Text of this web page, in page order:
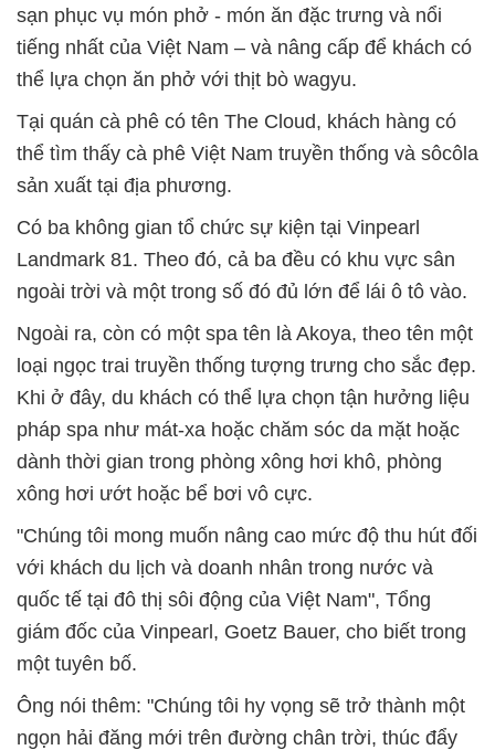
sạn phục vụ món phở - món ăn đặc trưng và nổi
tiếng nhất của Việt Nam – và nâng cấp để khách có
thể lựa chọn ăn phở với thịt bò wagyu.
Tại quán cà phê có tên The Cloud, khách hàng có
thể tìm thấy cà phê Việt Nam truyền thống và sôcôla
sản xuất tại địa phương.
Có ba không gian tổ chức sự kiện tại Vinpearl
Landmark 81. Theo đó, cả ba đều có khu vực sân
ngoài trời và một trong số đó đủ lớn để lái ô tô vào.
Ngoài ra, còn có một spa tên là Akoya, theo tên một
loại ngọc trai truyền thống tượng trưng cho sắc đẹp.
Khi ở đây, du khách có thể lựa chọn tận hưởng liệu
pháp spa như mát-xa hoặc chăm sóc da mặt hoặc
dành thời gian trong phòng xông hơi khô, phòng
xông hơi ướt hoặc bể bơi vô cực.
"Chúng tôi mong muốn nâng cao mức độ thu hút đối
với khách du lịch và doanh nhân trong nước và
quốc tế tại đô thị sôi động của Việt Nam", Tổng
giám đốc của Vinpearl, Goetz Bauer, cho biết trong
một tuyên bố.
Ông nói thêm: "Chúng tôi hy vọng sẽ trở thành một
ngọn hải đăng mới trên đường chân trời, thúc đẩy